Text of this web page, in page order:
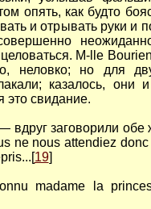
опять, как будто
и отрывать руки и
M-lle
неловко; но для
казалось, они
это свидание.
— вдруг заговорили
ne nous attendiez
19]
madame la